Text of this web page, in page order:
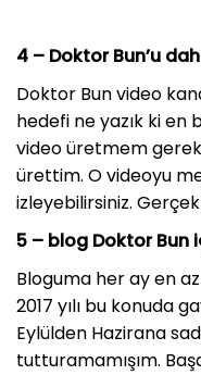
4 – Doktor Bun’u
Doktor Bun video
hedefi ne yazık ki en
video üretmem
ürettim. O videoyu
izleyebilirsiniz.
5 – blog Doktor Bun
Bloguma her ay en
2017 yılı bu konuda
Eylülden Hazirana
tutturamamışım.